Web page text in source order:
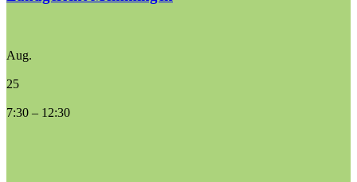
Aug.
25
7:30 – 12:30